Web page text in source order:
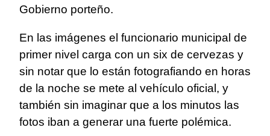
Gobierno porteño.
En las imágenes el funcionario municipal de
primer nivel carga con un six de cervezas y
sin notar que lo están fotografiando en horas
de la noche se mete al vehículo oficial, y
también sin imaginar que a los minutos las
fotos iban a generar una fuerte polémica.